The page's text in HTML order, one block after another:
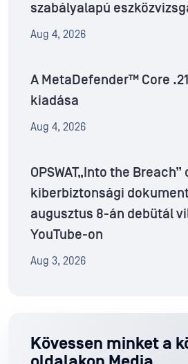
szabályalapú
Aug 4, 2026
A MetaDefender™ Core
kiadása
Aug 4, 2026
OPSWAT„Into the Breach”
kiberbiztonsági
augusztus 8-án debütál
YouTube-on
Aug 3, 2026
Kövessen minket a